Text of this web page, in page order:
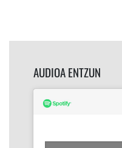
AUDIOA ENTZUN